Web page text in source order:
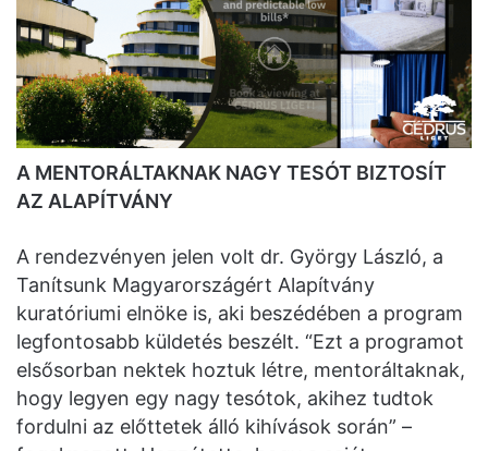
A MENTORÁLTAKNAK NAGY TESÓT BIZTOSÍT
AZ ALAPÍTVÁNY
A rendezvényen jelen volt dr. György László, a
Tanítsunk Magyarországért Alapítvány
kuratóriumi elnöke is, aki beszédében a program
legfontosabb küldetés beszélt. “Ezt a programot
elsősorban nektek hoztuk létre, mentoráltaknak,
hogy legyen egy nagy tesótok, akihez tudtok
fordulni az előttetek álló kihívások során” –